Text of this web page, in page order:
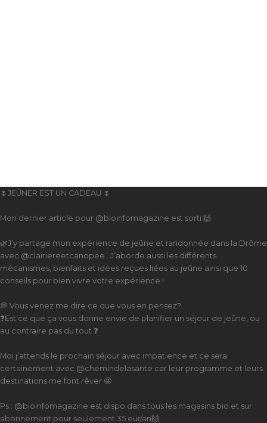
🌷JEÛNER EST UN CADEAU 🌷
Mon dernier article pour @bioinfomagazine est sorti 🙌
🌿J’y partage mon expérience de jeûne et randonnée dans la Drôme
avec @clairiereetcanopee . J’aborde aussi les différents
mécanismes, bienfaits et idées reçues liées au jeûne ainsi que 10
conseils pour bien vivre votre expérience !
💭 Vous venez me dire ce que vous en pensez?
❓Est ce que ça vous donne envie de planifier un séjour de jeûne, ou
au contraire pas du tout ❓
Moi j’attends le prochain séjour avec impatience et ce sera
certainement avec @chemindelasante car leur programme et leurs
destinations me font rêver 🤩
Ps : @bioinfomagazine est dispo dans tous les magasins bio et sur
abonnement pour seulement 35 eur/an🙌